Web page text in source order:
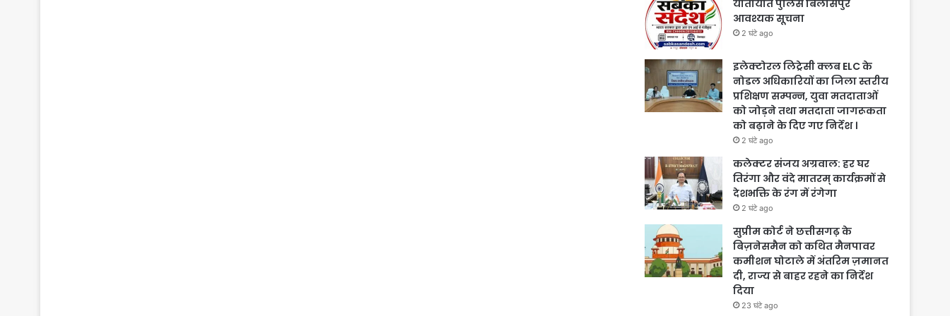
यातायात पुलिस बिलासपुर
आवश्यक सूचना
2 घंटे ago
इलेक्टोरल लिट्रेसी क्लब ELC के
नोडल अधिकारियों का जिला स्तरीय
प्रशिक्षण सम्पन्न, युवा मतदाताओं
को जोड़ने तथा मतदाता जागरूकता
को बढ़ाने के दिए गए निर्देश ।
2 घंटे ago
कलेक्टर संजय अग्रवाल: हर घर
तिरंगा और वंदे मातरम् कार्यक्रमों से
देशभक्ति के रंग में रंगेगा
2 घंटे ago
सुप्रीम कोर्ट ने छत्तीसगढ़ के
बिज़नेसमैन को कथित मैनपावर
कमीशन घोटाले में अंतरिम ज़मानत
दी, राज्य से बाहर रहने का निर्देश
दिया
23 घंटे ago